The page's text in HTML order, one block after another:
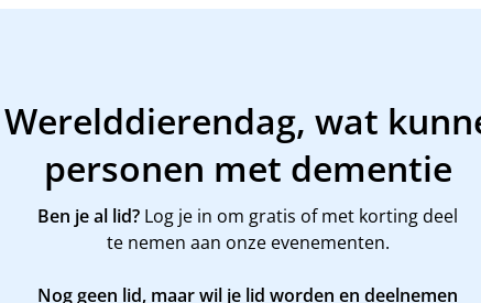
wat
personen met dementie
Ben je al lid? Log je in om gratis of met korting deel
te nemen aan onze evenementen.
Nog geen lid, maar wil je lid worden en deelnemen